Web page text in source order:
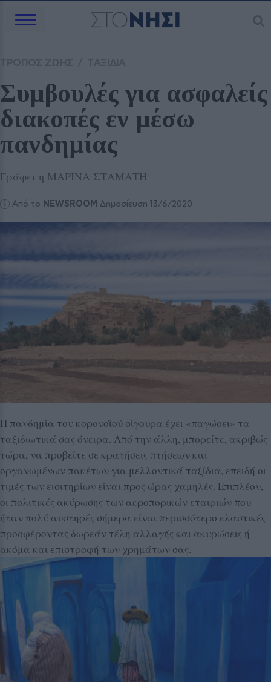
Συμβουλές για ασφαλείς
διακοπές εν μέσω
πανδημίας
Γράφει η ΜΑΡΙΝΑ ΣΤΑΜΑΤΗ
Από το NEWSROOM Δημοσίευση 13/6/2020
Η πανδημία του κορονοϊού σίγουρα έχει «παγώσει» τα
ταξιδιωτικά σας όνειρα. Από την άλλη, μπορείτε, ακριβώς
τώρα, να προβείτε σε κρατήσεις πτήσεων και
οργανωμένων πακέτων για μελλοντικά ταξίδια, επειδή οι
τιμές των εισιτηρίων είναι προς ώρας χαμηλές. Επιπλέον,
οι πολιτικές ακύρωσης των αεροπορικών εταιριών που
ήταν πολύ αυστηρές σήμερα είναι περισσότερο ελαστικές
προσφέροντας δωρεάν τέλη αλλαγής και ακυρώσεις ή
ακόμα και επιστροφή των χρημάτων σας.